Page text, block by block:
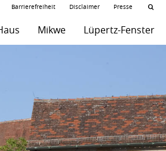
Barrierefreiheit Disclaimer Presse
Mikwe Lüpertz-Fenster